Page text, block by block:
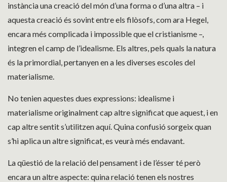
instància una creació del món d’una forma o d’una altra – i
aquesta creació és sovint entre els filòsofs, com ara Hegel,
encara més complicada i impossible que el cristianisme –,
integren el camp de l’idealisme. Els altres, pels quals la natura
és la primordial, pertanyen en a les diverses escoles del
materialisme.
No tenien aquestes dues expressions: idealisme i
materialisme originalment cap altre significat que aquest, i en
cap altre sentit s’utilitzen aquí. Quina confusió sorgeix quan
s’hi aplica un altre significat, es veurà més endavant.
La qüestió de la relació del pensament i de l’ésser té però
encara un altre aspecte: quina relació tenen els nostres